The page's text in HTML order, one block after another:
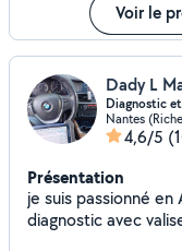
Voir le
Dady L
Diagnostic
Nantes
4,6/5
Présentation
je suis passionné en Automobile j'aime ce métier
diagnostic avec